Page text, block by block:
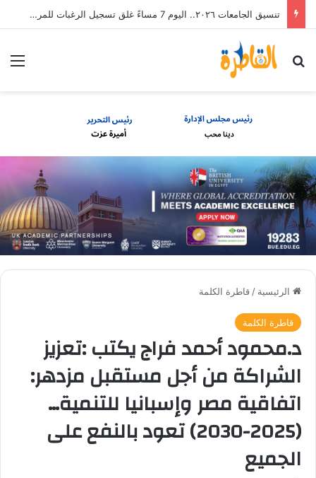
تنسيق الجامعات ٢٠٢٦.. اليوم 7 مساءً غلق تسجيل الرغبات للمرحلة الأولى
بحث عن
الرئيسية / قاطرة الكلمة
قاطرة الكلمة
د.محمود أحمد فراج يكتب :تعزيز
الشراكة من أجل مستقبل مزدهر:
اتفاقية مصر وإسبانيا للتنمية…
(2025-2030) تعود بالنفع على
الجميع